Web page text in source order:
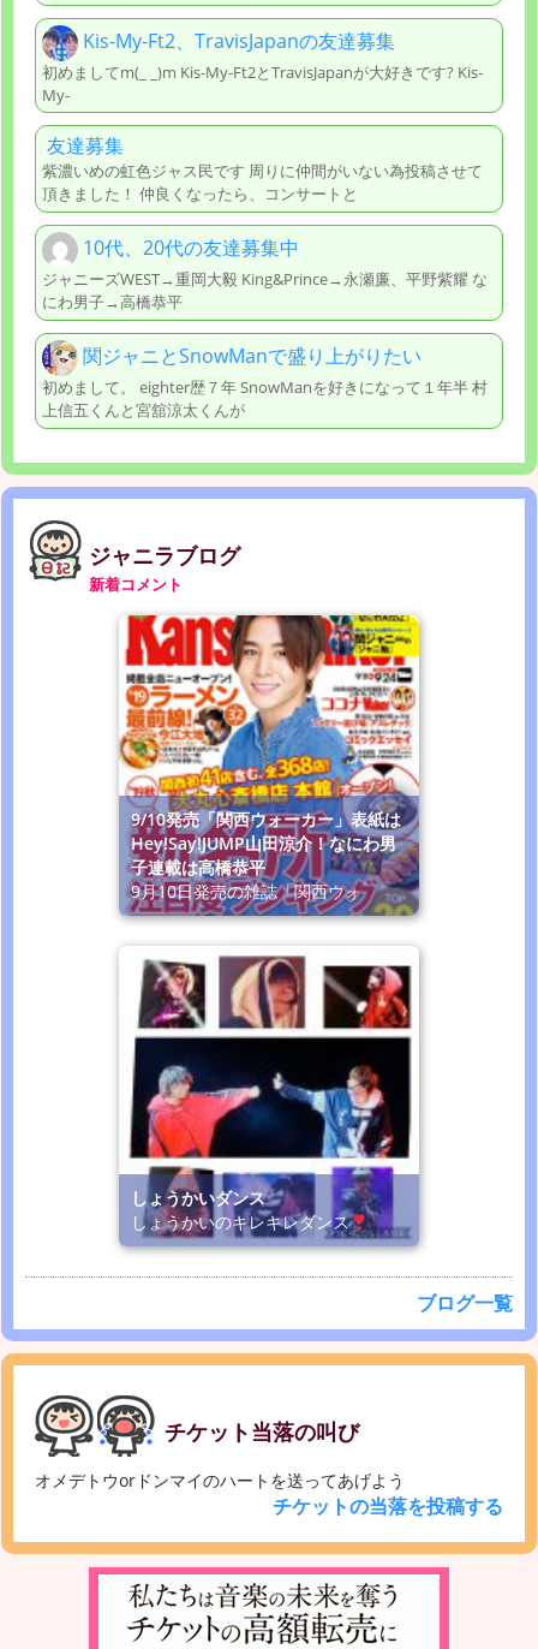
Kis-My-Ft2、TravisJapanの友達募集
初めましてm(_ _)m Kis-My-Ft2とTravisJapanが大好きです? Kis-
My-
友達募集
紫濃いめの虹色ジャス民です 周りに仲間がいない為投稿させて
頂きました！ 仲良くなったら、コンサートと
10代、20代の友達募集中
ジャニーズWEST→重岡大毅 King&Prince→永瀬廉、平野紫耀 な
にわ男子→高橋恭平
関ジャニとSnowManで盛り上がりたい
初めまして。 eighter歴７年 SnowManを好きになって１年半 村
上信五くんと宮舘涼太くんが
ジャニラブログ
新着コメント
9/10発売「関西ウォーカー」表紙は
Hey!Say!JUMP山田涼介！なにわ男
子連載は高橋恭平
9月10日発売の雑誌「関西ウォ
しょうかいダンス
しょうかいのキレキレダンス
ブログ一覧
チケット当落の叫び
オメデトウorドンマイのハートを送ってあげよう
チケットの当落を投稿する